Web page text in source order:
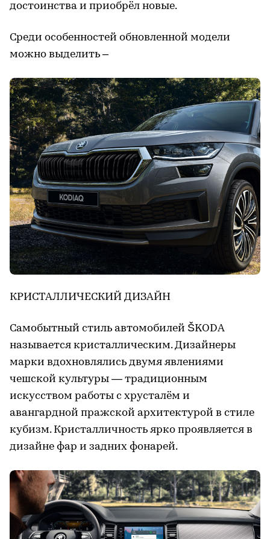
достоинства и приобрёл новые.
Среди особенностей обновленной модели
можно выделить –
КРИСТАЛЛИЧЕСКИЙ ДИЗАЙН
Самобытный стиль автомобилей ŠKODA
называется кристаллическим. Дизайнеры
марки вдохновлялись двумя явлениями
чешской культуры — традиционным
искусством работы с хрусталём и
авангардной пражской архитектурой в стиле
кубизм. Кристалличность ярко проявляется в
дизайне фар и задних фонарей.